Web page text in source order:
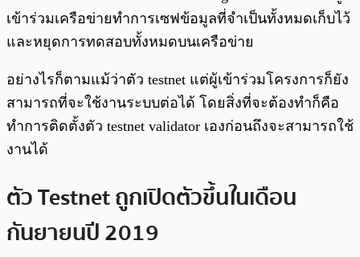
เข้าร่วมเครือข่ายทำการเซฟข้อมูลที่จำเป็นทั้งหมดเก็บไว้
และหยุดการทดสอบทั้งหมดบนเครือข่าย
อย่างไรก็ตามแม้ว่าตัว testnet แต่ผู้เข้าร่วมโครงการก็ยัง
สามารถที่จะใช้งานระบบต่อได้ โดยสิ่งที่จะต้องทำก็คือ
ทำการติดตั้งตัว testnet validator เองก่อนถึงจะสามารถใช้
งานได้
ตัว Testnet ถูกเปิดตัวขึ้นในเดือน
กันยายนปี 2019